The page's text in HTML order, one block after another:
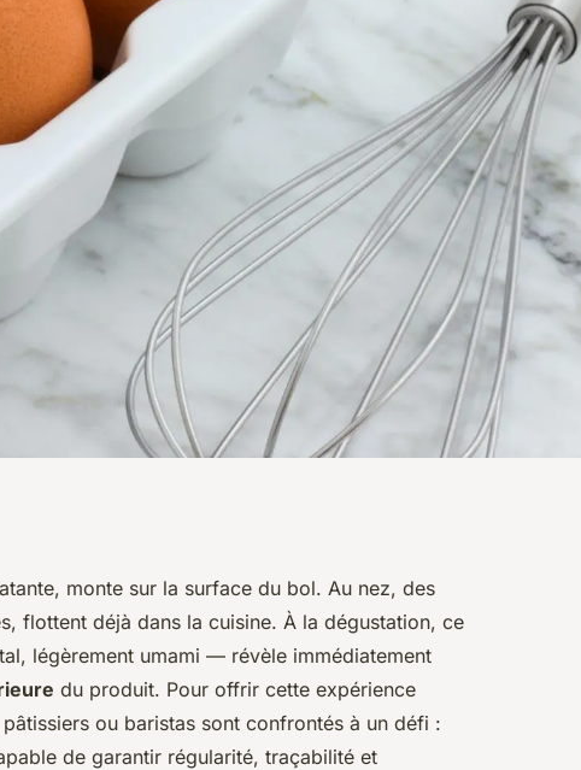
la
pour les
monte sur la surface du bol. Au nez, des
flottent déjà dans la cuisine. À la dégustation, ce
légèrement umami — révèle immédiatement
du produit. Pour offrir cette expérience
ou baristas sont confrontés à un défi :
de garantir régularité, traçabilité et